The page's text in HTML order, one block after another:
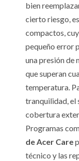
bien
cierto riesgo,
compactos,
pequeño error
una presión de
que superan
temperatura.
tranquilidad, el
cobertura
Programas
de Acer Care
técnico y las